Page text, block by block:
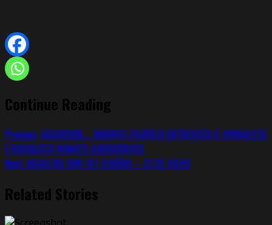
Continue Reading
Previous:AGUARDEM….. MARKOS ZAURÉLIO ENTREVISTA O JORNALISTA
E RADIALISTA NONATO ALBUQUERQUE.
Next:VAGAS NO SINE-IDT EUSÉBIO – 23 DE JULHO
Related Stories